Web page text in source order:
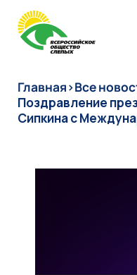
О ВОС
Главная›Все
Поздравление
Сипкина с